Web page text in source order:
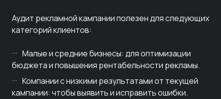
Аудит рекламной кампании полезен для следующих
категорий клиентов:
Малые и средние бизнесы: для оптимизации
бюджета и повышения рентабельности рекламы.
Компании с низкими результатами от текущей
кампании: чтобы выявить и исправить ошибки.